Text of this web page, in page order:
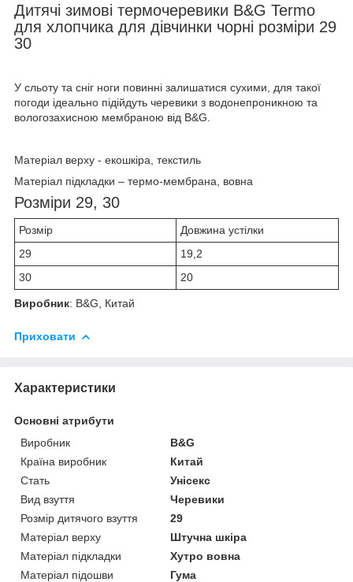
Дитячі зимові термочеревики B&G Termo
для хлопчика для дівчинки чорні розміри 29
30
У сльоту та сніг ноги повинні залишатися сухими, для такої
погоди ідеально підійдуть черевики з водонепроникною та
вологозахисною мембраною від B&G.
Матеріал верху - екошкіра, текстиль
Матеріал підкладки – термо-мембрана, вовна
Розміри 29, 30
Розмір
Довжина устілки
29
19,2
30
20
Виробник: B&G, Китай
Приховати
Характеристики
Основні атрибути
Виробник
B&G
Країна виробник
Китай
Стать
Унісекс
Вид взуття
Черевики
Розмір дитячого взуття
29
Матеріал верху
Штучна шкіра
Матеріал підкладки
Хутро вовна
Матеріал підошви
Гума